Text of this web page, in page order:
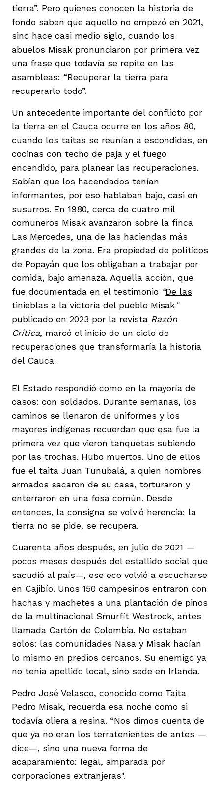
tierra”. Pero quienes conocen la historia de
fondo saben que aquello no empezó en 2021,
sino hace casi medio siglo, cuando los
abuelos Misak pronunciaron por primera vez
una frase que todavía se repite en las
asambleas: “Recuperar la tierra para
recuperarlo todo”.
Un antecedente importante del conflicto por
la tierra en el Cauca ocurre en los años 80,
cuando los taitas se reunían a escondidas, en
cocinas con techo de paja y el fuego
encendido, para planear las recuperaciones.
Sabían que los hacendados tenían
informantes, por eso hablaban bajo, casi en
susurros. En 1980, cerca de cuatro mil
comuneros Misak avanzaron sobre la finca
Las Mercedes, una de las haciendas más
grandes de la zona. Era propiedad de políticos
de Popayán que los obligaban a trabajar por
comida, bajo amenaza. Aquella acción, que
fue documentada en el testimonio “De las
tinieblas a la victoria del pueblo Misak”
publicado en 2023 por la revista Razón
Crítica, marcó el inicio de un ciclo de
recuperaciones que transformaría la historia
del Cauca.
El Estado respondió como en la mayoría de
casos: con soldados. Durante semanas, los
caminos se llenaron de uniformes y los
mayores indígenas recuerdan que esa fue la
primera vez que vieron tanquetas subiendo
por las trochas. Hubo muertos. Uno de ellos
fue el taita Juan Tunubalá, a quien hombres
armados sacaron de su casa, torturaron y
enterraron en una fosa común. Desde
entonces, la consigna se volvió herencia: la
tierra no se pide, se recupera.
Cuarenta años después, en julio de 2021 —
pocos meses después del estallido social que
sacudió al país—, ese eco volvió a escucharse
en Cajibío. Unos 150 campesinos entraron con
hachas y machetes a una plantación de pinos
de la multinacional Smurfit Westrock, antes
llamada Cartón de Colombia. No estaban
solos: las comunidades Nasa y Misak hacían
lo mismo en predios cercanos. Su enemigo ya
no tenía apellido local, sino sede en Irlanda.
Pedro José Velasco, conocido como Taita
Pedro Misak, recuerda esa noche como si
todavía oliera a resina. “Nos dimos cuenta de
que ya no eran los terratenientes de antes —
dice—, sino una nueva forma de
acaparamiento: legal, amparada por
corporaciones extranjeras".